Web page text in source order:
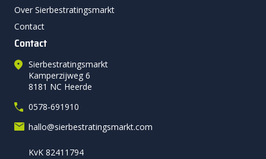
Over Sierbestratingsmarkt
Contact
Contact
Sierbestratingsmarkt
Kamperzijweg 6
8181 NC Heerde
0578-691910
hallo@sierbestratingsmarkt.com
KvK 82411794